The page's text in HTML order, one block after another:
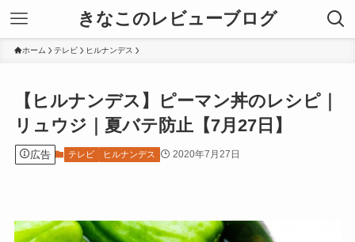
きなこのレビューブログ
ホーム テレビ ヒルナンデス
【ヒルナンデス】ピーマン丼のレシピ｜
リュウジ｜夏バテ防止【7月27日】
広告 テレビ ヒルナンデス 2020年7月27日